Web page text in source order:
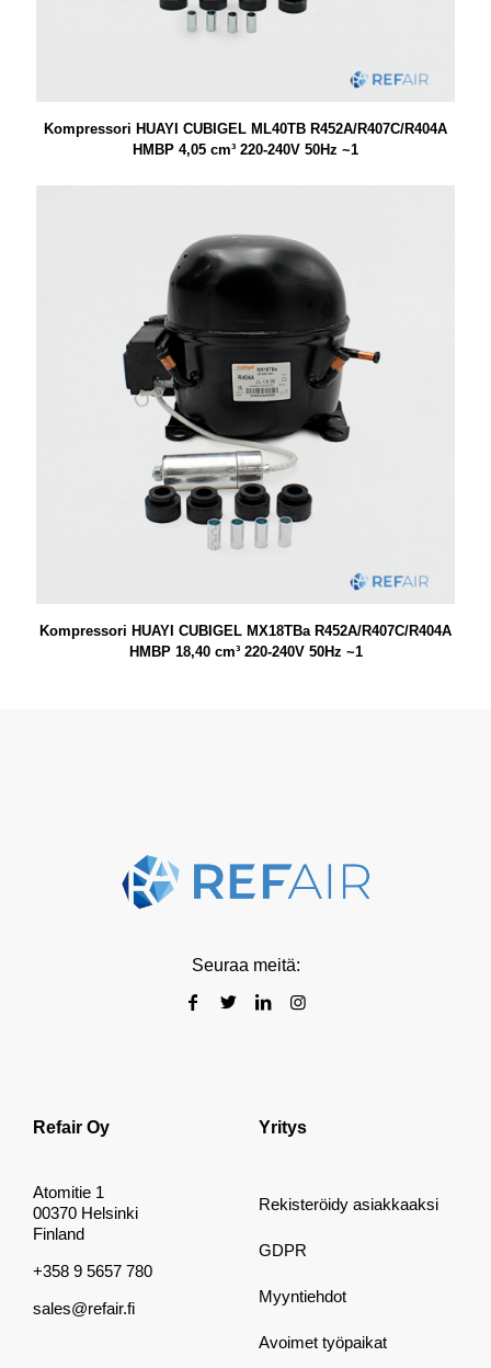
Kompressori HUAYI CUBIGEL ML40TB R452A/R407C/R404A
HMBP 4,05 cm³ 220-240V 50Hz ~1
Kompressori HUAYI CUBIGEL MX18TBa R452A/R407C/R404A
HMBP 18,40 cm³ 220-240V 50Hz ~1
Seuraa meitä:
Refair Oy
Atomitie 1
00370 Helsinki
Finland
+358 9 5657 780
sales@refair.fi
Yritys
Rekisteröidy asiakkaaksi
GDPR
Myyntiehdot
Avoimet työpaikat